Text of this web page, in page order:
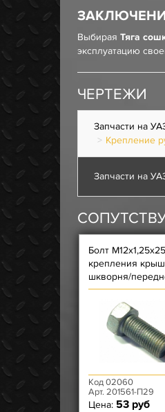
Выбирая Тяга
эксплуатацию
ЧЕРТЕЖИ
Запчасти на
Крепление
Запчасти на
Болт М12х1,25х25
крепления
шкворня/
опоры 409
Код 02060
Арт. 201561-П29
Цена: 53 руб